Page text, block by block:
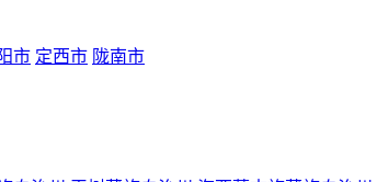
市 定西市 陇南市